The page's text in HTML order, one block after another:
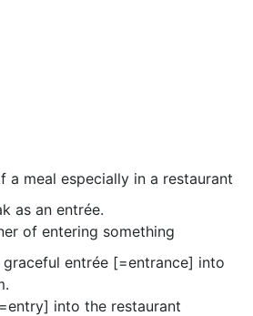
a meal especially in a restaurant
as an entrée.
of entering something
graceful entrée [=entrance] into
into the restaurant